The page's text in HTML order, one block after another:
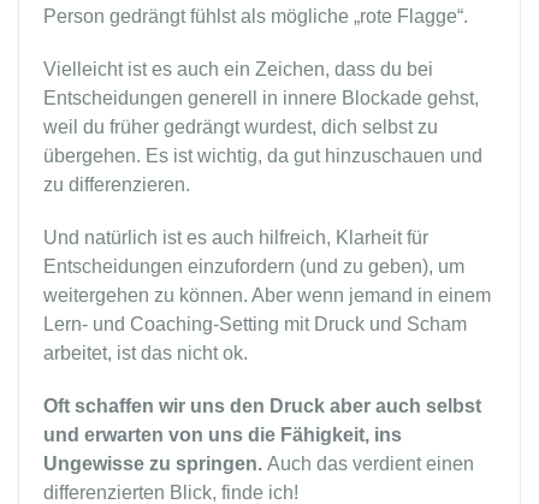
Person gedrängt fühlst als mögliche „rote Flagge“.
Vielleicht ist es auch ein Zeichen, dass du bei
Entscheidungen generell in innere Blockade gehst,
weil du früher gedrängt wurdest, dich selbst zu
übergehen. Es ist wichtig, da gut hinzuschauen und
zu differenzieren.
Und natürlich ist es auch hilfreich, Klarheit für
Entscheidungen einzufordern (und zu geben), um
weitergehen zu können. Aber wenn jemand in einem
Lern- und Coaching-Setting mit Druck und Scham
arbeitet, ist das nicht ok.
Oft schaffen wir uns den Druck aber auch selbst
und erwarten von uns die Fähigkeit, ins
Ungewisse zu springen. Auch das verdient einen
differenzierten Blick, finde ich!